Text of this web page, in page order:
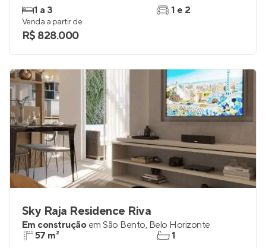
1 a 3
1 e 2
Venda a partir de
R$ 828.000
Sky Raja Residence Riva
Em construção em São Bento, Belo Horizonte
57 m²
1